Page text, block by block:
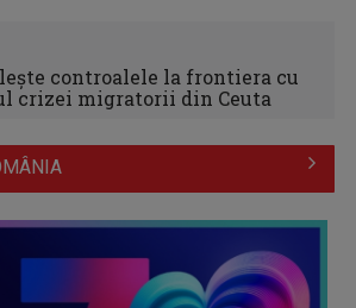
controalele la frontiera cu
crizei migratorii din Ceuta